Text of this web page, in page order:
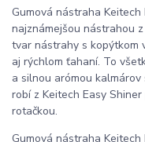
Gumová nástraha
najznámejšou nástrahou
tvar nástrahy s kopýtkom
aj rýchlom ťahaní. To
a silnou arómou
robí z Keitech Easy
rotačkou.
Gumová nástraha